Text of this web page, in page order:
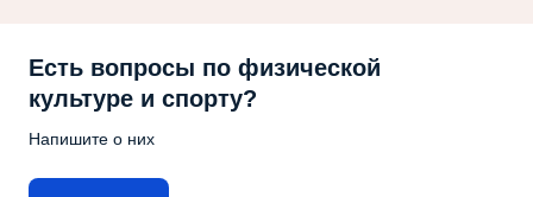
Есть вопросы по физической
культуре и спорту?
Напишите о них